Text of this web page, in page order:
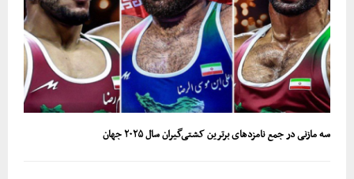
سه مازنی در جمع نامزدهای برترین کشتی‌گیران سال ۲۰۲۵ جهان